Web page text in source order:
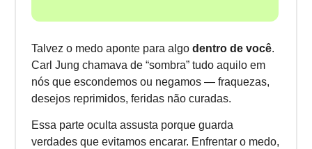
Talvez o medo aponte para algo dentro de você.
Carl Jung chamava de “sombra” tudo aquilo em
nós que escondemos ou negamos — fraquezas,
desejos reprimidos, feridas não curadas.
Essa parte oculta assusta porque guarda
verdades que evitamos encarar. Enfrentar o medo,